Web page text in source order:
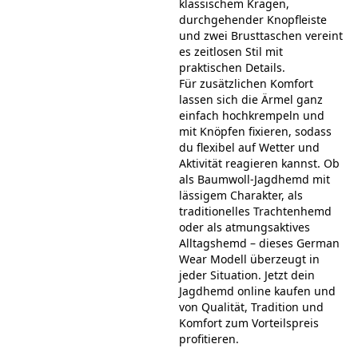
klassischem Kragen,
durchgehender Knopfleiste
und zwei Brusttaschen vereint
es zeitlosen Stil mit
praktischen Details.
Für zusätzlichen Komfort
lassen sich die Ärmel ganz
einfach hochkrempeln und
mit Knöpfen fixieren, sodass
du flexibel auf Wetter und
Aktivität reagieren kannst. Ob
als Baumwoll-Jagdhemd mit
lässigem Charakter, als
traditionelles Trachtenhemd
oder als atmungsaktives
Alltagshemd – dieses German
Wear Modell überzeugt in
jeder Situation. Jetzt dein
Jagdhemd online kaufen und
von Qualität, Tradition und
Komfort zum Vorteilspreis
profitieren.